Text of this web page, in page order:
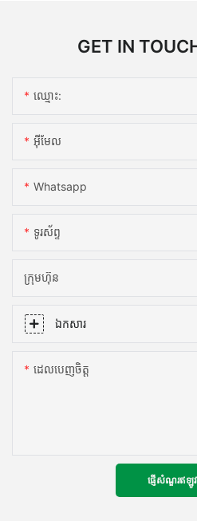
GET IN
ឈ្មោះ:
អ៊ីមែល
Whatsapp
ទូរស័ព្ទ
ក្រុមហ៊ុន
ឯកសារ
ដេលបេញចិត្ដ
ផ្ញើសំណួរឥឡូវ